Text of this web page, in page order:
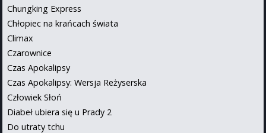
Chungking Express
Chłopiec na krańcach świata
Climax
Czarownice
Czas Apokalipsy
Czas Apokalipsy: Wersja Reżyserska
Człowiek Słoń
Diabeł ubiera się u Prady 2
Do utraty tchu